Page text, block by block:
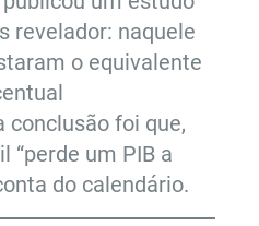
revelador: naquele
o equivalente
conclusão foi que,
“perde um PIB a
do calendário.